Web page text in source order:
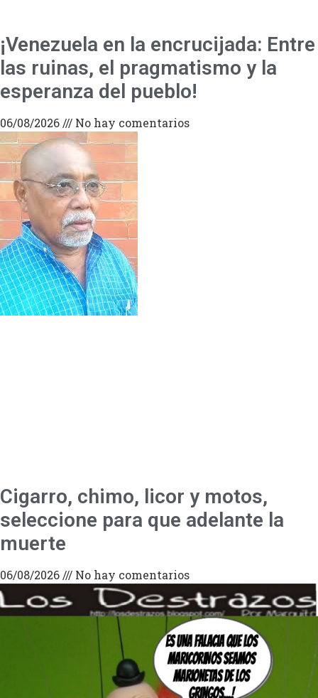
¡Venezuela en la encrucijada: Entre
las ruinas, el pragmatismo y la
esperanza del pueblo!
06/08/2026 No hay comentarios
Cigarro, chimo, licor y motos,
seleccione para que adelante la
muerte
06/08/2026 No hay comentarios